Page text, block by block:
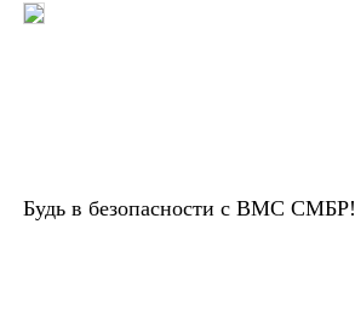
Будь в безопасности с ВМС СМБР!